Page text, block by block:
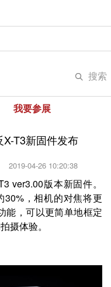
搜索
我要参展
T3新固件发布
2019-04-26 10:20:38
ver3.00版本新固件。
，相机的对焦将更
能，可以更简单地框定
摄体验。